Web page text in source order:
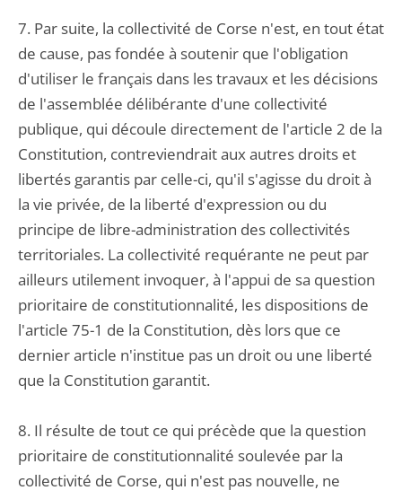
7. Par suite, la collectivité de Corse n'est, en tout état
de cause, pas fondée à soutenir que l'obligation
d'utiliser le français dans les travaux et les décisions
de l'assemblée délibérante d'une collectivité
publique, qui découle directement de l'article 2 de la
Constitution, contreviendrait aux autres droits et
libertés garantis par celle-ci, qu'il s'agisse du droit à
la vie privée, de la liberté d'expression ou du
principe de libre-administration des collectivités
territoriales. La collectivité requérante ne peut par
ailleurs utilement invoquer, à l'appui de sa question
prioritaire de constitutionnalité, les dispositions de
l'article 75-1 de la Constitution, dès lors que ce
dernier article n'institue pas un droit ou une liberté
que la Constitution garantit.
8. Il résulte de tout ce qui précède que la question
prioritaire de constitutionnalité soulevée par la
collectivité de Corse, qui n'est pas nouvelle, ne